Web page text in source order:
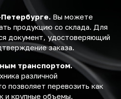
Вы можете
продукцию со склада. Для
документ, удостоверяющий
заказа.
транспортом.
различной
позволяет перевозить как
и крупные объемы.